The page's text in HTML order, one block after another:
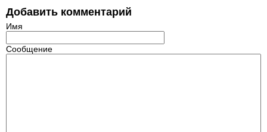
Добавить комментарий
Имя
Сообщение